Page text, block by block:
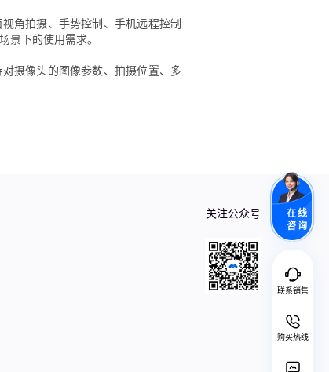
在线
咨询
联系销售
购买热线
角拍摄、手势控制、手机远程控制
景下的使用需求。
摄像头的图像参数、拍摄位置、多
关注公众号